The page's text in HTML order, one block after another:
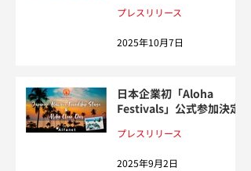
プレスリリース
2025年10月7日
日本企業初「Aloha
Festivals」公式参加決定
プレスリリース
2025年9月2日